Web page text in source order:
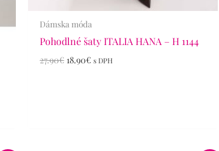
Dámska móda
Pohodlné šaty ITALIA HANA – H 1144
27.90€ 18.90€ s DPH